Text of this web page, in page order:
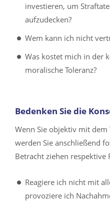
investieren, um
aufzudecken?
Wem kann ich nicht
Was kostet mich in der
moralische Toleranz?
Bedenken Sie die
Wenn Sie objektiv mit
werden Sie anschließend
Betracht ziehen respektive
Reagiere ich nicht mit
provoziere ich